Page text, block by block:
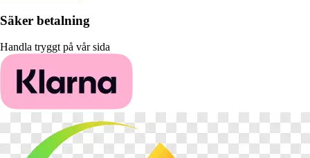
Säker betalning
Handla tryggt på vår sida